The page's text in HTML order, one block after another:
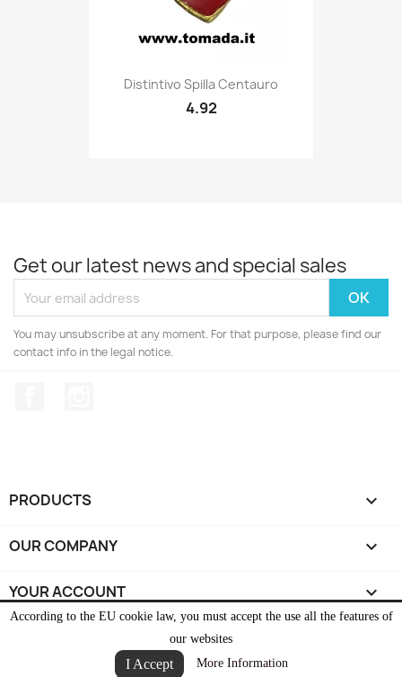
According to the EU cookie law, you must accept the use all the features of
our websites
I Accept More Information
Quick view
Distintivo Spilla Centauro
4.92
Get our latest news and special sales
You may unsubscribe at any moment. For that purpose, please find our
contact info in the legal notice.
PRODUCTS 
OUR COMPANY 
YOUR ACCOUNT 
© 2026 - Ecommerce software by PrestaShop™